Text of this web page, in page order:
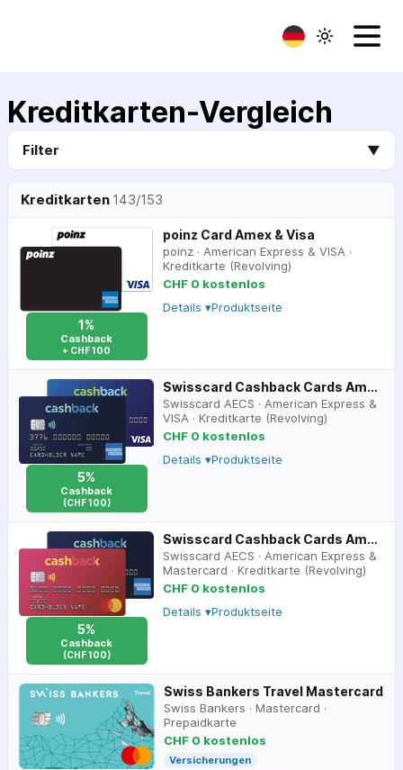
Kreditkarten-Vergleich
Filter ▼
Kreditkarten 143/153
1%
Cashback
+ CHF 100
poinz Card Amex & Visa
poinz · American Express & VISA ·
Kreditkarte (Revolving)
CHF 0 kostenlos
Details ▾Produktseite
5%
Cashback
(CHF 100)
Swisscard Cashback Cards Amex & Visa
Swisscard AECS · American Express &
VISA · Kreditkarte (Revolving)
CHF 0 kostenlos
Details ▾Produktseite
5%
Cashback
(CHF 100)
Swisscard Cashback Cards Amex & Mastercard
Swisscard AECS · American Express &
Mastercard · Kreditkarte (Revolving)
CHF 0 kostenlos
Details ▾Produktseite
Swiss Bankers Travel Mastercard
Swiss Bankers · Mastercard ·
Prepaidkarte
CHF 0 kostenlos
Versicherungen